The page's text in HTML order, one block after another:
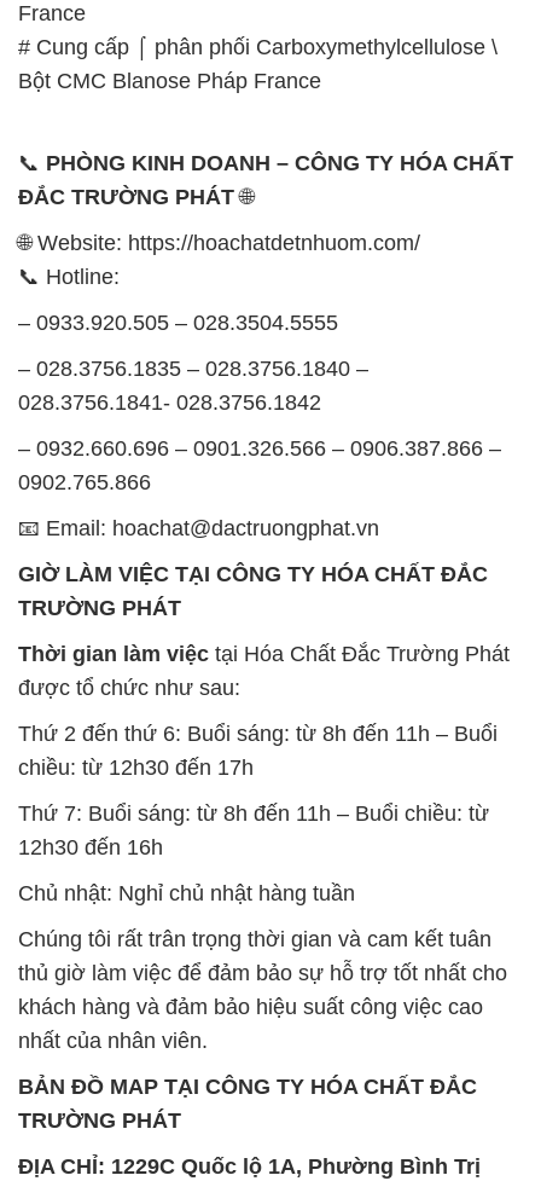
France
# Cung cấp ⌠ phân phối Carboxymethylcellulose \
Bột CMC Blanose Pháp France
📞 PHÒNG KINH DOANH – CÔNG TY HÓA CHẤT
ĐẮC TRƯỜNG PHÁT🌐
🌐 Website: https://hoachatdetnhuom.com/
📞 Hotline:
– 0933.920.505 – 028.3504.5555
– 028.3756.1835 – 028.3756.1840 –
028.3756.1841- 028.3756.1842
– 0932.660.696 – 0901.326.566 – 0906.387.866 –
0902.765.866
📧 Email: hoachat@dactruongphat.vn
GIỜ LÀM VIỆC TẠI CÔNG TY HÓA CHẤT ĐẮC
TRƯỜNG PHÁT
Thời gian làm việc tại Hóa Chất Đắc Trường Phát
được tổ chức như sau:
Thứ 2 đến thứ 6: Buổi sáng: từ 8h đến 11h – Buổi
chiều: từ 12h30 đến 17h
Thứ 7: Buổi sáng: từ 8h đến 11h – Buổi chiều: từ
12h30 đến 16h
Chủ nhật: Nghỉ chủ nhật hàng tuần
Chúng tôi rất trân trọng thời gian và cam kết tuân
thủ giờ làm việc để đảm bảo sự hỗ trợ tốt nhất cho
khách hàng và đảm bảo hiệu suất công việc cao
nhất của nhân viên.
BẢN ĐỒ MAP TẠI CÔNG TY HÓA CHẤT ĐẮC
TRƯỜNG PHÁT
ĐỊA CHỈ: 1229C Quốc lộ 1A, Phường Bình Trị